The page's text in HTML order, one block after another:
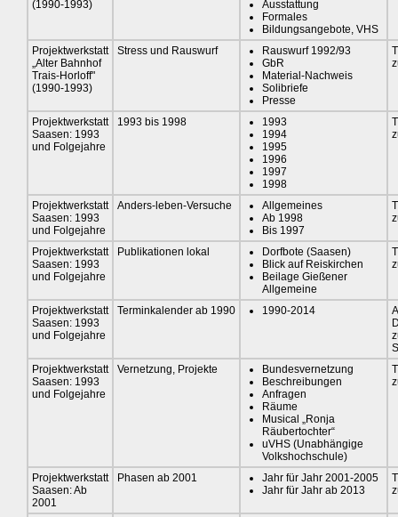
(1990-1993)
Ausstattung
Formales
Bildungsangebote, VHS
Projektwerkstatt
„Alter Bahnhof
Trais-Horloff"
(1990-1993)
Stress und Rauswurf
Rauswurf 1992/93
GbR
Material-Nachweis
Solibriefe
Presse
Projektwerkstatt
Saasen: 1993
und Folgejahre
1993 bis 1998
1993
1994
1995
1996
1997
1998
Projektwerkstatt
Saasen: 1993
und Folgejahre
Anders-leben-Versuche
Allgemeines
Ab 1998
Bis 1997
Projektwerkstatt
Saasen: 1993
und Folgejahre
Publikationen lokal
Dorfbote (Saasen)
Blick auf Reiskirchen
Beilage Gießener
Allgemeine
Projektwerkstatt
Saasen: 1993
und Folgejahre
Terminkalender ab 1990 1990-2014
Projektwerkstatt
Saasen: 1993
und Folgejahre
Vernetzung, Projekte
Bundesvernetzung
Beschreibungen
Anfragen
Räume
Musical „Ronja
Räubertochter“
uVHS (Unabhängige
Volkshochschule)
Projektwerkstatt
Saasen: Ab
2001
Phasen ab 2001
Jahr für Jahr 2001-2005
Jahr für Jahr ab 2013